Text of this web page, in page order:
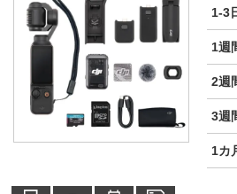
1-3
1週
2週
3週
1カ